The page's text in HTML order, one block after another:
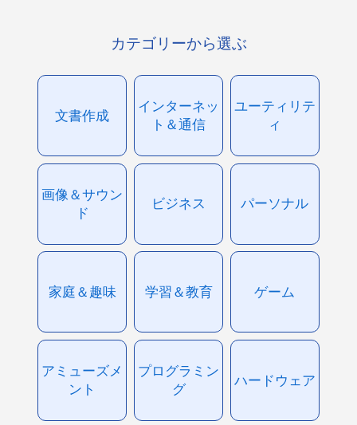
カテゴリーから選ぶ
文書作成
インターネッ
ト＆通信
ユーティリテ
ィ
画像＆サウン
ド
ビジネス パーソナル
家庭＆趣味 学習＆教育 ゲーム
アミューズメ
ント
プログラミン
グ
ハードウェア